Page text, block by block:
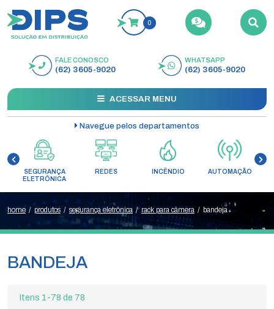
0
BUSCAR
FALE CONOSCO
(62) 3605-9020
WHATSAPP
(62) 3605-9020
ACESSAR MENU
Navegue pelos departamentos
SEGURANÇA
ELETRÔNICA
REDES INCÊNDIO AUTOMAÇÃO
home / produtos / segurança eletrônica / rack para câmera / bandeja
BANDEJA
Itens 1-78 de 78